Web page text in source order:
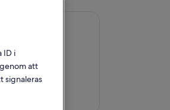
ID i
att
signaleras